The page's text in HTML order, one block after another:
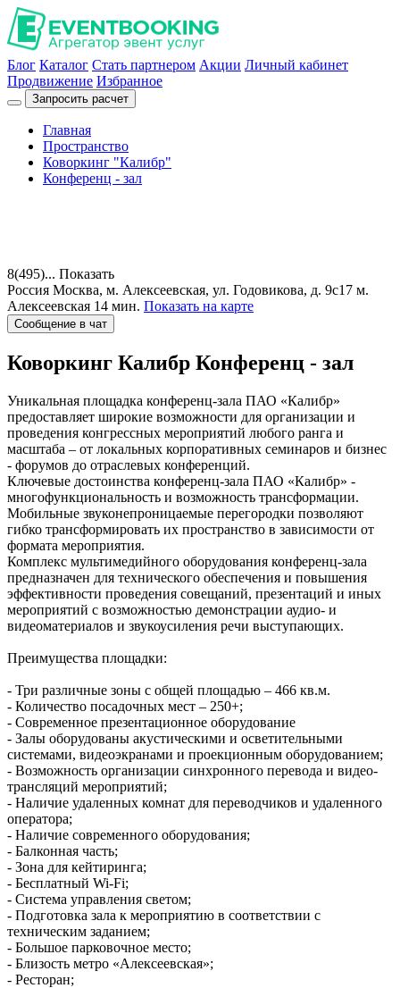
Блог Каталог Стать партнером Акции Личный кабинет
Продвижение Избранное
Запросить расчет
Главная
Пространство
Коворкинг "Калибр"
Конференц - зал
8(495)... Показать
Россия Москва, м. Алексеевская, ул. Годовикова, д. 9с17 м.
Алексеевская 14 мин. Показать на карте
Сообщение в чат
Коворкинг Калибр Конференц - зал
Уникальная площадка конференц-зала ПАО «Калибр»
предоставляет широкие возможности для организации и
проведения конгрессных мероприятий любого ранга и
масштаба – от локальных корпоративных семинаров и бизнес
- форумов до отраслевых конференций.
Ключевые достоинства конференц-зала ПАО «Калибр» -
многофункциональность и возможность трансформации.
Мобильные звуконепроницаемые перегородки позволяют
гибко трансформировать их пространство в зависимости от
формата мероприятия.
Комплекс мультимедийного оборудования конференц-зала
предназначен для технического обеспечения и повышения
эффективности проведения совещаний, презентаций и иных
мероприятий с возможностью демонстрации аудио- и
видеоматериалов и звукоусиления речи выступающих.
Преимущества площадки:
- Три различные зоны с общей площадью – 466 кв.м.
- Количество посадочных мест – 250+;
- Современное презентационное оборудование
- Залы оборудованы акустическими и осветительными
системами, видеоэкранами и проекционным оборудованием;
- Возможность организации синхронного перевода и видео-
трансляций мероприятий;
- Наличие удаленных комнат для переводчиков и удаленного
оператора;
- Наличие современного оборудования;
- Балконная часть;
- Зона для кейтиринга;
- Бесплатный Wi-Fi;
- Система управления светом;
- Подготовка зала к мероприятию в соответствии с
техническим заданием;
- Большое парковочное место;
- Близость метро «Алексеевская»;
- Ресторан;